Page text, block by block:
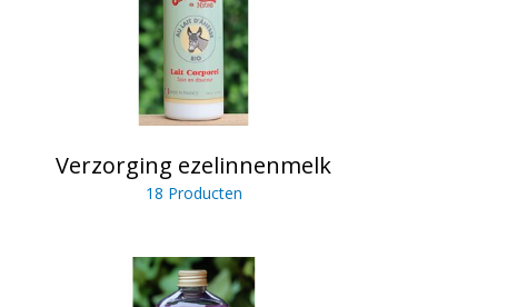
Verzorging ezelinnenmelk
18 Producten